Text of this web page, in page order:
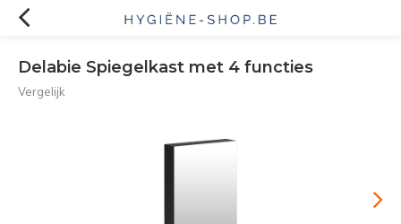
Delabie Spiegelkast met 4 functies
Vergelijk